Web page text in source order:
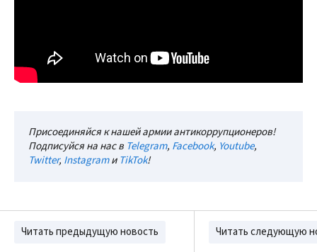
Присоединяйся к нашей армии антикоррупционеров!
Подписуйся на нас в Telegram, Facebook, Youtube,
Twitter, InstagramиTikTok!
Читать предыдущую новость Читать следующую